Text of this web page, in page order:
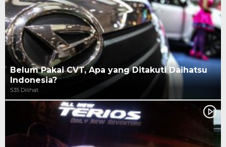
Belum Pakai CVT, Apa yang Ditakuti Daihatsu
Indonesia?
535 Dilihat